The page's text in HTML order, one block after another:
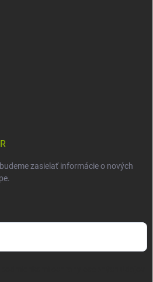
zasielať informácie o nových